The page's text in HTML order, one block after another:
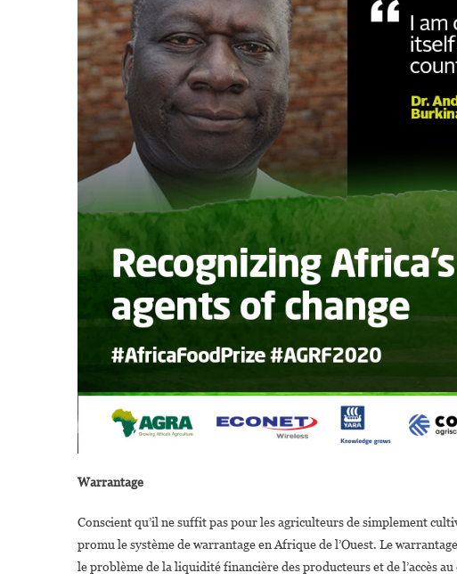
Warrantage
Conscient qu’il ne suffit pas pour les agriculteurs de simplement
promu le système de warrantage en Afrique de l’Ouest. Le
le problème de la liquidité financière des producteurs et de l’accès